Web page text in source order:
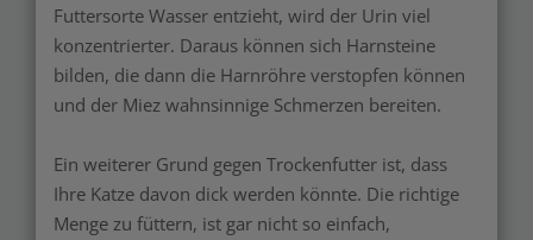
Futtersorte Wasser entzieht, wird der Urin viel
konzentrierter. Daraus können sich Harnsteine
bilden, die dann die Harnröhre verstopfen können
und der Miez wahnsinnige Schmerzen bereiten.
Ein weiterer Grund gegen Trockenfutter ist, dass
Ihre Katze davon dick werden könnte. Die richtige
Menge zu füttern, ist gar nicht so einfach,